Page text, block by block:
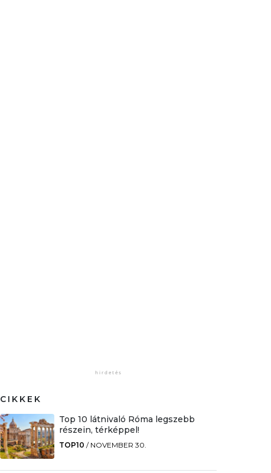
CIKKEK
Top 10 látnivaló Róma legszebb
részein, térképpel!
TOP10 / NOVEMBER 30.